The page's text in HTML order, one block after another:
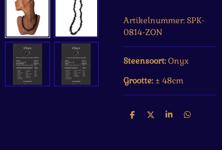
Artikelnummer:SPK-
0814-ZON
Steensoort:Onyx
Grootte: ± 48cm
D
D
S
D